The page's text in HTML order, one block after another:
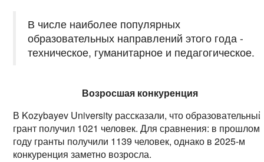
В числе наиболее популярных
образовательных направлений этого года -
техническое, гуманитарное и педагогическое.
Возросшая конкуренция
В Kozybayev University рассказали, что образовательный
грант получил 1021 человек. Для сравнения: в прошлом
году гранты получили 1139 человек, однако в 2025-м
конкуренция заметно возросла.